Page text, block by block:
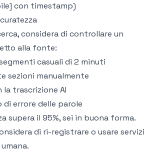
con timestamp)
considera di controllare un
alla fonte:
casuali di 2 minuti
sezioni manualmente
trascrizione AI
di errore delle parole
supera il 95%, sei in buona forma.
di ri-registrare o usare servizi